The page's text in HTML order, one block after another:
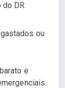
DR
ou
e